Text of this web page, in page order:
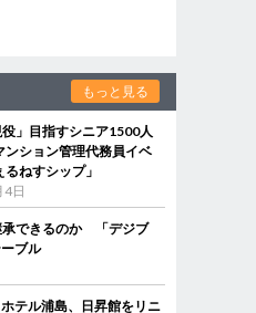
もっと見る
役」目指すシニア1500人
ション管理代務員イベ
ねすシップ」
日
承できるのか 「デジブ
ブル
テル浦島、日昇館をリニ